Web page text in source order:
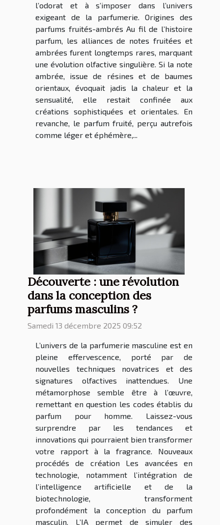
l’odorat et à s’imposer dans l’univers
exigeant de la parfumerie. Origines des
parfums fruités-ambrés Au fil de l’histoire
parfum, les alliances de notes fruitées et
ambrées furent longtemps rares, marquant
une évolution olfactive singulière. Si la note
ambrée, issue de résines et de baumes
orientaux, évoquait jadis la chaleur et la
sensualité, elle restait confinée aux
créations sophistiquées et orientales. En
revanche, le parfum fruité, perçu autrefois
comme léger et éphémère,...
Découverte : une révolution
dans la conception des
parfums masculins ?
Samedi 13 décembre 2025 09:52
L’univers de la parfumerie masculine est en
pleine effervescence, porté par de
nouvelles techniques novatrices et des
signatures olfactives inattendues. Une
métamorphose semble être à l’œuvre,
remettant en question les codes établis du
parfum pour homme. Laissez-vous
surprendre par les tendances et
innovations qui pourraient bien transformer
votre rapport à la fragrance. Nouveaux
procédés de création Les avancées en
technologie, notamment l’intégration de
l’intelligence artificielle et de la
biotechnologie, transforment
profondément la conception du parfum
masculin. L’IA permet de simuler des